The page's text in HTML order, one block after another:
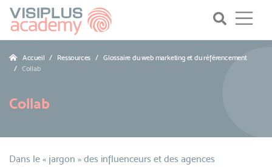
Accueil Ressources
Glossaire du web marketing et du référencement
Collab
Collab
Dans le « jargon » des influenceurs et des agences